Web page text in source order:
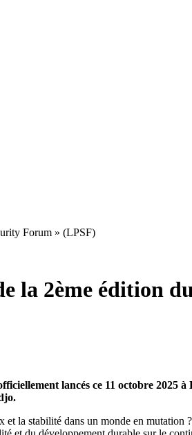
Forum » (LPSF)
la 2ème édition
lancés ce 11 octobre 2025
la stabilité dans un monde en mutation